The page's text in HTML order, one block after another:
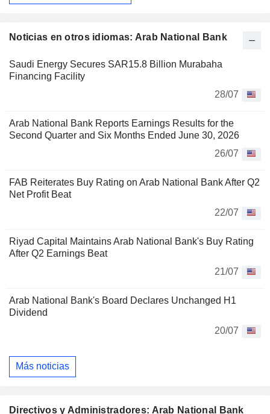
Noticias en otros idiomas: Arab National Bank
Saudi Energy Secures SAR15.8 Billion Murabaha
Financing Facility
28/07
Arab National Bank Reports Earnings Results for the
Second Quarter and Six Months Ended June 30, 2026
26/07
FAB Reiterates Buy Rating on Arab National Bank After Q2
Net Profit Beat
22/07
Riyad Capital Maintains Arab National Bank's Buy Rating
After Q2 Earnings Beat
21/07
Arab National Bank's Board Declares Unchanged H1
Dividend
20/07
Más noticias
Directivos y Administradores: Arab National Bank